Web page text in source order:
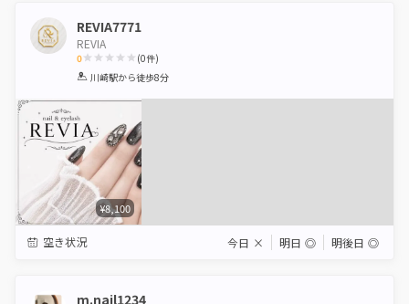
REVIA7771
REVIA
0
1 2 3 4 5
(0件)
川崎駅から徒歩8分
¥8,100
空き状況 今日 × 明日 ◎ 明後日 ◎
m.nail1234